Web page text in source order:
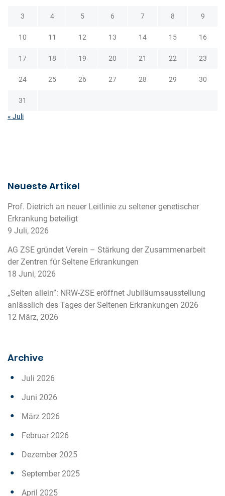
3 4 5 6 7 8 9
10 11 12 13 14 15 16
17 18 19 20 21 22 23
24 25 26 27 28 29 30
31
« Juli
Neueste Artikel
Prof. Dietrich an neuer Leitlinie zu seltener genetischer
Erkrankung beteiligt
9 Juli, 2026
AG ZSE gründet Verein – Stärkung der Zusammenarbeit
der Zentren für Seltene Erkrankungen
18 Juni, 2026
„Selten allein”: NRW-ZSE eröffnet Jubiläumsausstellung
anlässlich des Tages der Seltenen Erkrankungen 2026
12 März, 2026
Archive
Juli 2026
Juni 2026
März 2026
Februar 2026
Dezember 2025
September 2025
April 2025